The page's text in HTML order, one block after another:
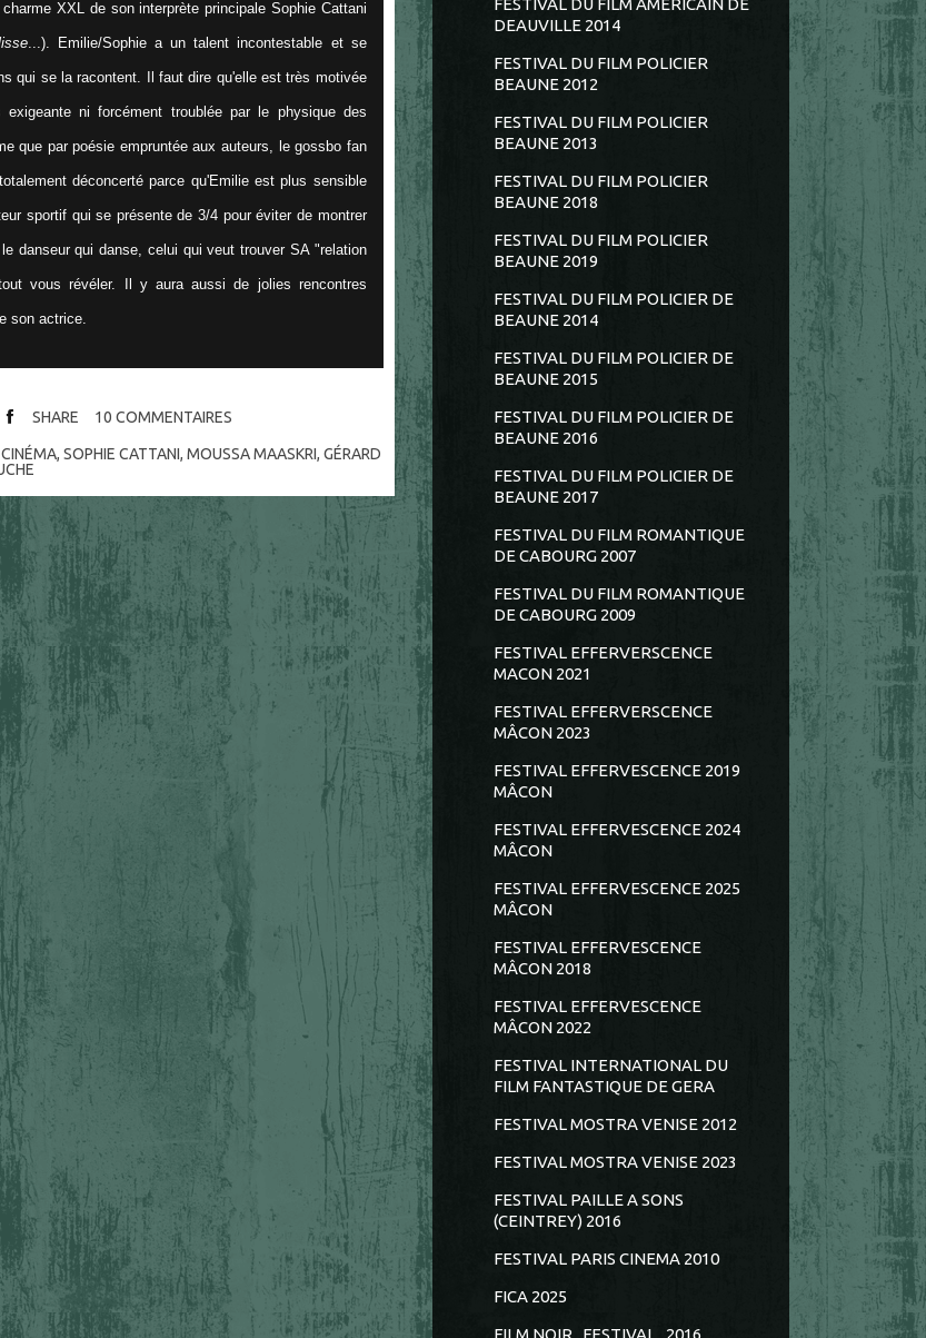
XXL de son interprète principale Sophie Cattani
...). Emilie/Sophie a un talent incontestable et se
qui se la racontent. Il faut dire qu'elle est très motivée
ni forcément troublée par le physique des
que par poésie empruntée aux auteurs, le gossbo fan
déconcerté parce qu'Emilie est plus sensible
sportif qui se présente de 3/4 pour éviter de montrer
danseur qui danse, celui qui veut trouver SA "relation
vous révéler. Il y aura aussi de jolies rencontres
son actrice.
SHARE 10 COMMENTAIRES
CINÉMA, SOPHIE CATTANI, MOUSSA MAASKRI, GÉRARD
FESTIVAL DU FILM AMERICAIN DE
DEAUVILLE 2014
FESTIVAL DU FILM POLICIER
BEAUNE 2012
FESTIVAL DU FILM POLICIER
BEAUNE 2013
FESTIVAL DU FILM POLICIER
BEAUNE 2018
FESTIVAL DU FILM POLICIER
BEAUNE 2019
FESTIVAL DU FILM POLICIER DE
BEAUNE 2014
FESTIVAL DU FILM POLICIER DE
BEAUNE 2015
FESTIVAL DU FILM POLICIER DE
BEAUNE 2016
FESTIVAL DU FILM POLICIER DE
BEAUNE 2017
FESTIVAL DU FILM ROMANTIQUE
DE CABOURG 2007
FESTIVAL DU FILM ROMANTIQUE
DE CABOURG 2009
FESTIVAL EFFERVERSCENCE
MACON 2021
FESTIVAL EFFERVERSCENCE
MÂCON 2023
FESTIVAL EFFERVESCENCE 2019
MÂCON
FESTIVAL EFFERVESCENCE 2024
MÂCON
FESTIVAL EFFERVESCENCE 2025
MÂCON
FESTIVAL EFFERVESCENCE
MÂCON 2018
FESTIVAL EFFERVESCENCE
MÂCON 2022
FESTIVAL INTERNATIONAL DU
FILM FANTASTIQUE DE GERA
FESTIVAL MOSTRA VENISE 2012
FESTIVAL MOSTRA VENISE 2023
FESTIVAL PAILLE A SONS
(CEINTREY) 2016
FESTIVAL PARIS CINEMA 2010
FICA 2025